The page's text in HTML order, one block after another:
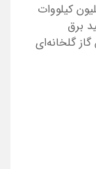
تجدیدپذیر حدود ۵۹۱۳ میلیون کیلووات
برق
و ۹۷۸ هزار تن گاز گلخانه‌ای